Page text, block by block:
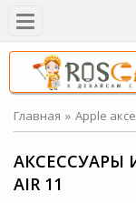
Главная Apple
АКСЕССУАРЫ
AIR 11